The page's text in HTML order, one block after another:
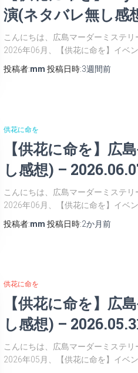
演(ネタバレ無し感
こんにちは、広島マーダーミステリ
2026年06月、【供花に命を】イベン
投稿者:mm 投稿日時:3週間前
供花に命を
【供花に命を】広
し感想) –
こんにちは、広島マーダーミステリ
2026年06月、【供花に命を】イベン
投稿者:mm 投稿日時:2か月前
供花に命を
【供花に命を】広
し感想) –
こんにちは、広島マーダーミステリ
2026年05月、【供花に命を】イベン